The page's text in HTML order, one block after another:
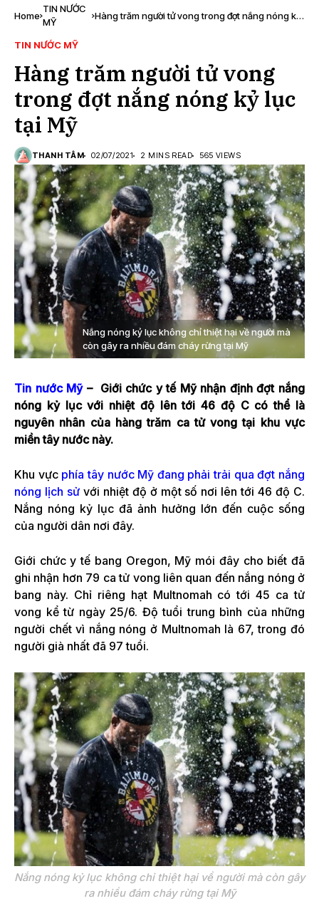
Home
TIN NƯỚC
MỸ
Hàng trăm người tử vong trong đợt nắng nóng kỷ
TIN NƯỚC MỸ
Hàng trăm người tử vong
trong đợt nắng nóng kỷ lục
tại Mỹ
THANH TÂM 02/07/2021 2 MINS READ 565 VIEWS
Nắng nóng kỷ lục không chỉ thiệt hại về người mà
còn gây ra nhiều đám cháy rừng tại Mỹ
Tin nước Mỹ– Giới chức y tế Mỹ nhận định đợt nắng
nóng kỷ lục với nhiệt độ lên tới 46 độ C có thể là
nguyên nhân của hàng trăm ca tử vong tại khu vực
miền tây nước này.
Khu vực phía tây nước Mỹ đang phải trải qua đợt nắng
nóng lịch sửvới nhiệt độ ở một số nơi lên tới 46 độ C.
Nắng nóng kỷ lục đã ảnh hưởng lớn đến cuộc sống
của người dân nơi đây.
Giới chức y tế bang Oregon, Mỹ mói đây cho biết đã
ghi nhận hơn 79 ca tử vong liên quan đến nắng nóng ở
bang này. Chỉ riêng hạt Multnomah có tới 45 ca tử
vong kể từ ngày 25/6. Độ tuổi trung bình của những
người chết vì nắng nóng ở Multnomah là 67, trong đó
người già nhất đã 97 tuổi.
Nắng nóng kỷ lục không chỉ thiệt hại về người mà còn gây
ra nhiều đám cháy rừng tại Mỹ